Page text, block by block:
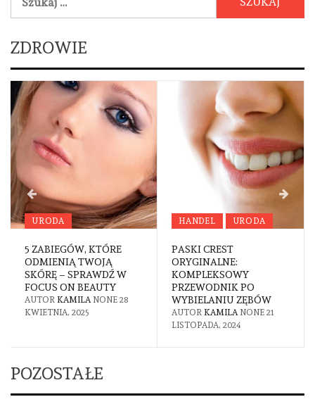
ZDROWIE
URODA
5 ZABIEGÓW, KTÓRE
ODMIENIĄ TWOJĄ
SKÓRĘ – SPRAWDŹ W
FOCUS ON BEAUTY
AUTOR KAMILA NONE 28
KWIETNIA, 2025
HANDEL URODA
PASKI CREST
ORYGINALNE:
KOMPLEKSOWY
PRZEWODNIK PO
WYBIELANIU ZĘBÓW
AUTOR KAMILA NONE 21
LISTOPADA, 2024
POZOSTAŁE